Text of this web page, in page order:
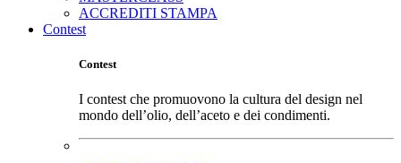
ACCREDITI STAMPA
Contest
Contest
I contest che promuovono la cultura del design nel
mondo dell’olio, dell’aceto e dei condimenti.